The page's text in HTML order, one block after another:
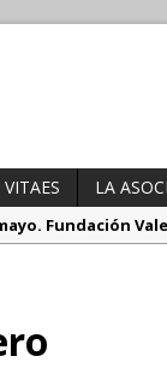
LA
Fundación